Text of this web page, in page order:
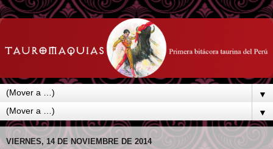
▼
▼
VIERNES, 14 DE NOVIEMBRE DE 2014